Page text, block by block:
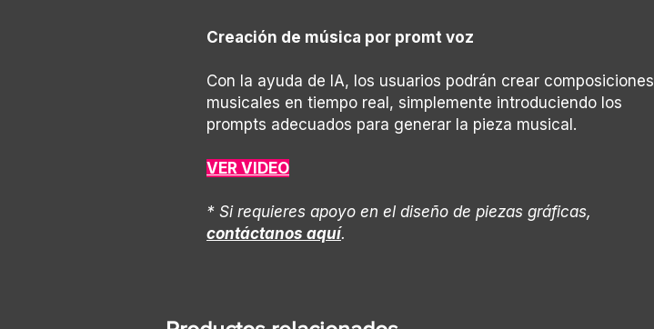
Creación de música por promt voz
Con la ayuda de IA, los usuarios podrán crear composiciones
musicales en tiempo real, simplemente introduciendo los
prompts adecuados para generar la pieza musical.
VER VIDEO
* Si requieres apoyo en el diseño de piezas gráficas,
contáctanos aquí.